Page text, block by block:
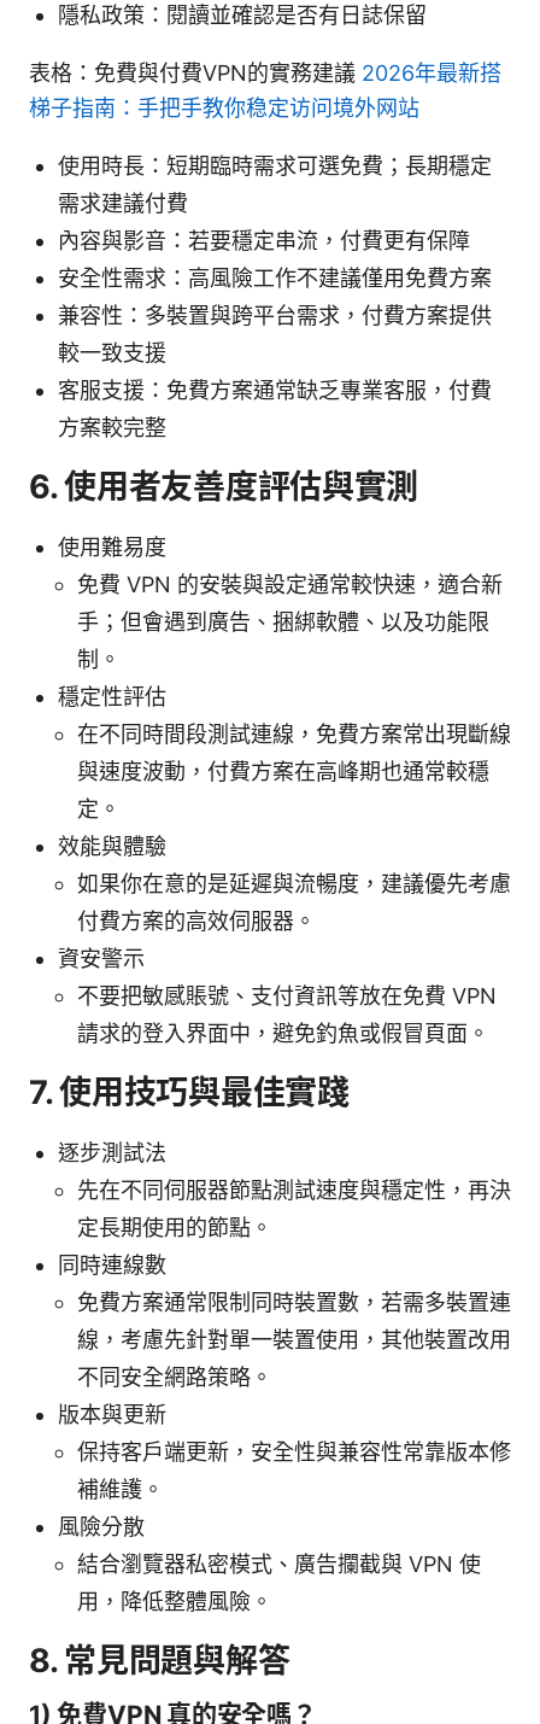
隱私政策：閱讀並確認是否有日誌保留
表格：免費與付費VPN的實務建議 2026年最新搭
梯子指南：手把手教你稳定访问境外网站
使用時長：短期臨時需求可選免費；長期穩定
需求建議付費
內容與影音：若要穩定串流，付費更有保障
安全性需求：高風險工作不建議僅用免費方案
兼容性：多裝置與跨平台需求，付費方案提供
較一致支援
客服支援：免費方案通常缺乏專業客服，付費
方案較完整
6. 使用者友善度評估與實測
使用難易度
免費 VPN 的安裝與設定通常較快速，適合新
手；但會遇到廣告、捆綁軟體、以及功能限
制。
穩定性評估
在不同時間段測試連線，免費方案常出現斷線
與速度波動，付費方案在高峰期也通常較穩
定。
效能與體驗
如果你在意的是延遲與流暢度，建議優先考慮
付費方案的高效伺服器。
資安警示
不要把敏感賬號、支付資訊等放在免費 VPN
請求的登入界面中，避免釣魚或假冒頁面。
7. 使用技巧與最佳實踐
逐步測試法
先在不同伺服器節點測試速度與穩定性，再決
定長期使用的節點。
同時連線數
免費方案通常限制同時裝置數，若需多裝置連
線，考慮先針對單一裝置使用，其他裝置改用
不同安全網路策略。
版本與更新
保持客戶端更新，安全性與兼容性常靠版本修
補維護。
風險分散
結合瀏覽器私密模式、廣告攔截與 VPN 使
用，降低整體風險。
8. 常見問題與解答
1) 免費VPN 真的安全嗎？